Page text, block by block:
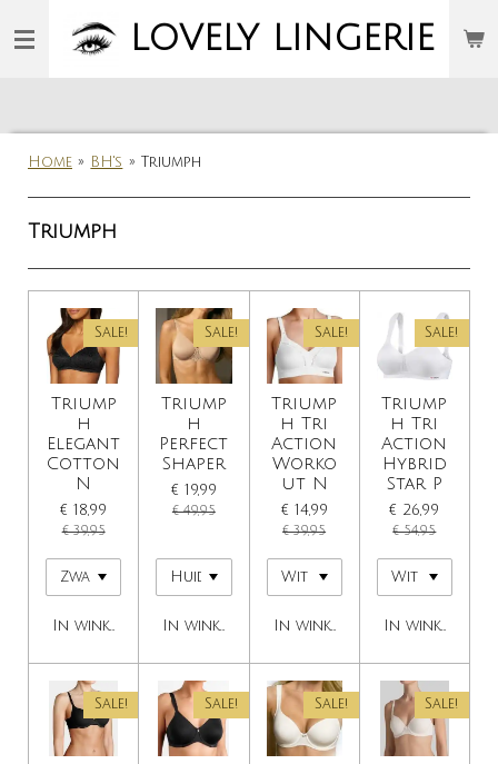
direct
LOVELY LINGERIE
Home » BH's » Triumph
Triumph
Sale!
Triump
h
Elegant
Cotton
N
€ 18,99
€ 39,95
In winkelwagen
Sale!
Triump
h
Perfect
Shaper
€ 19,99
€ 49,95
In winkelwagen
Sale!
Triump
h Tri
Action
Worko
ut N
€ 14,99
€ 39,95
In winkelwagen
Sale!
Triump
h Tri
Action
Hybrid
Star P
€ 26,99
€ 54,95
In
Sale! Sale! Sale! Sale!